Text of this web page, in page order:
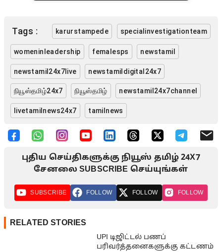
Tags : karurstampede specialinvestigationteam
womeninleadership femalesps newstamil
newstamil24x7live newstamildigital24x7
நியூஸ்தமிழ்24x7 நியூஸ்தமிழ் newstamil24x7channel
livetamilnews24x7 tamilnews
புதிய செய்திகளுக்கு நியூஸ் தமிழ் 24X7
சேனலை SUBSCRIBE செய்யுங்கள்
SUBSCRIBE FOLLOW FOLLOW FOLLOW
RELATED STORIES
UPI டிஜிட்டல் பணப்
பரிவர்த்தனைகளுக்கு கட்டணம்